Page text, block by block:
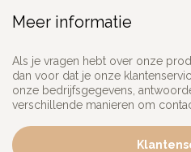
Meer informatie
Als je vragen hebt over onze
dan voor dat je onze
onze bedrijfsgegevens,
verschillende manieren om